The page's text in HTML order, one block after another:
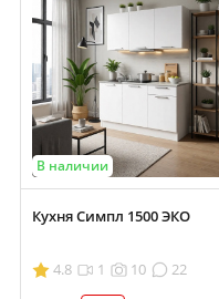
В наличии
Кухня Симпл 1500 ЭКО
4.8 1 10
22